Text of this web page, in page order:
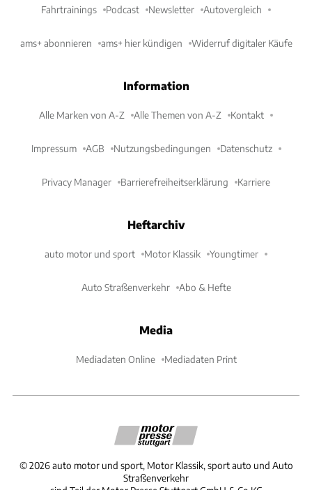
Fahrtrainings Podcast Newsletter Autovergleich
ams+ abonnieren ams+ hier kündigen Widerruf digitaler Käufe
Information
Alle Marken von A-Z Alle Themen von A-Z Kontakt
Impressum AGB Nutzungsbedingungen Datenschutz
Privacy Manager Barrierefreiheitserklärung Karriere
Heftarchiv
auto motor und sport Motor Klassik Youngtimer
Auto Straßenverkehr Abo & Hefte
Media
Mediadaten Online Mediadaten Print
©2026 auto motor und sport, Motor Klassik, sport auto und Auto
Straßenverkehr